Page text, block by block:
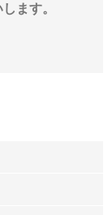
ます。